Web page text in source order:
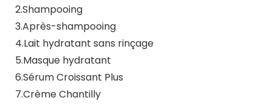
2.Shampooing
3.Après-shampooing
4.Lait hydratant sans rinçage
5.Masque hydratant
6.Sérum Croissant Plus
7.Crème Chantilly